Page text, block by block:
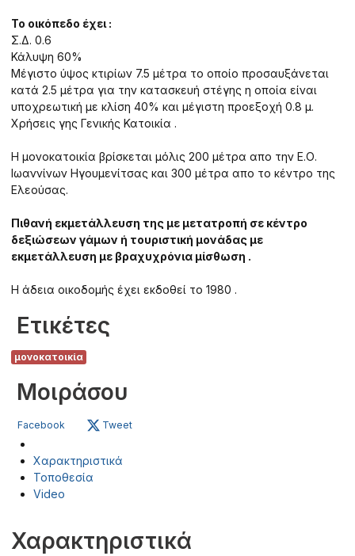
Το οικόπεδο έχει :
Σ.Δ. 0.6
Κάλυψη 60%
Μέγιστο ύψος κτιρίων 7.5 μέτρα το οποίο προσαυξάνεται
κατά 2.5 μέτρα για την κατασκευή στέγης η οποία είναι
υποχρεωτική με κλίση 40% και μέγιστη προεξοχή 0.8 μ.
Χρήσεις γης Γενικής Κατοικία .
Η μονοκατοικία βρίσκεται μόλις 200 μέτρα απο την Ε.Ο.
Ιωαννίνων Ηγουμενίτσας και 300 μέτρα απο το κέντρο της
Ελεούσας.
Πιθανή εκμετάλλευση της με μετατροπή σε κέντρο
δεξιώσεων γάμων ή τουριστική μονάδας με
εκμετάλλευση με βραχυχρόνια μίσθωση .
Η άδεια οικοδομής έχει εκδοθεί το 1980 .
Ετικέτες
μονοκατοικία
Μοιράσου
Facebook Tweet
Χαρακτηριστικά
Τοποθεσία
Video
Χαρακτηριστικά